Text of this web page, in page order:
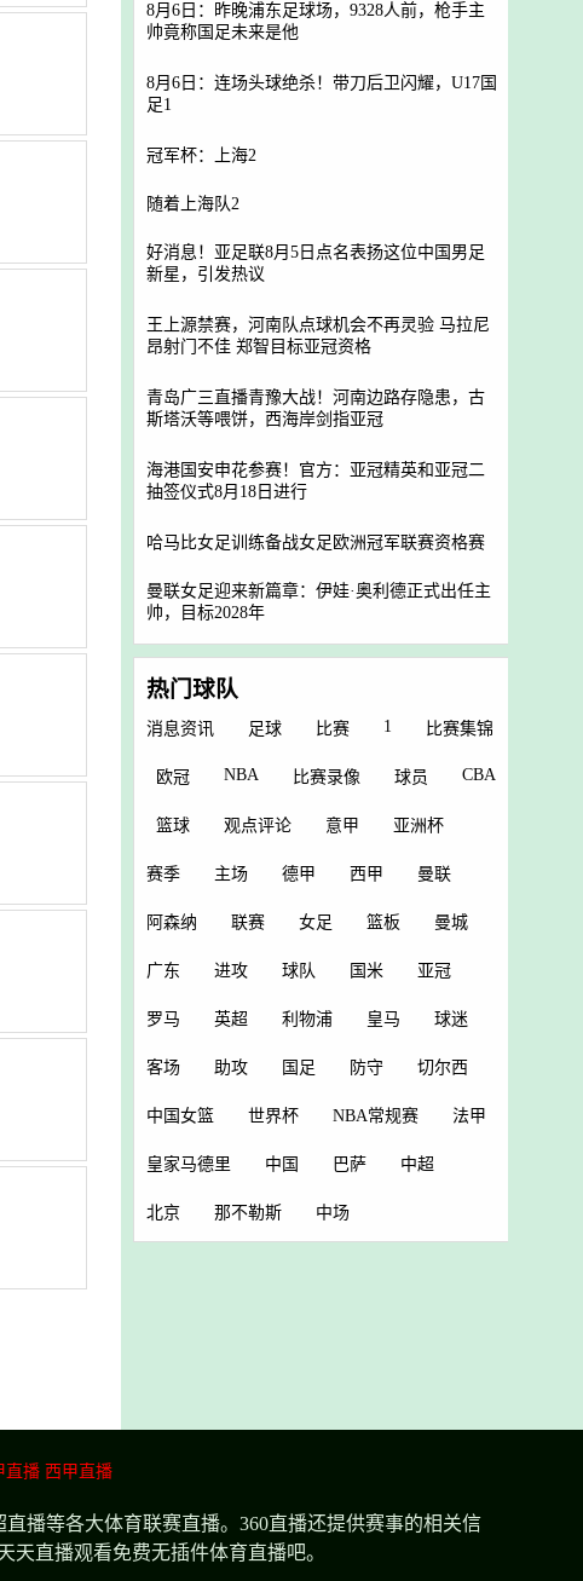
8月6日：昨晚浦东足球场，9328人前，枪手主
帅竟称国足未来是他
8月6日：连场头球绝杀！带刀后卫闪耀，U17国
足1
冠军杯：上海2
随着上海队2
好消息！亚足联8月5日点名表扬这位中国男足
新星，引发热议
王上源禁赛，河南队点球机会不再灵验 马拉尼
昂射门不佳 郑智目标亚冠资格
青岛广三直播青豫大战！河南边路存隐患，古
斯塔沃等喂饼，西海岸剑指亚冠
海港国安申花参赛！官方：亚冠精英和亚冠二
抽签仪式8月18日进行
哈马比女足训练备战女足欧洲冠军联赛资格赛
曼联女足迎来新篇章：伊娃·奥利德正式出任主
帅，目标2028年
热门球队
消息资讯 足球 比赛 1 比赛集锦
欧冠 NBA 比赛录像 球员 CBA
篮球 观点评论 意甲 亚洲杯
赛季 主场 德甲 西甲 曼联
阿森纳 联赛 女足 篮板 曼城
广东 进攻 球队 国米 亚冠
罗马 英超 利物浦 皇马 球迷
客场 助攻 国足 防守 切尔西
中国女篮 世界杯 NBA常规赛 法甲
皇家马德里 中国 巴萨 中超
北京 那不勒斯 中场
直播 西甲直播
播等各大体育联赛直播。360直播还提供赛事的相关信
直播观看免费无插件体育直播吧。